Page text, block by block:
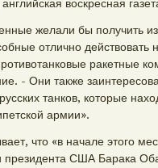
воскресная
желали бы получить
отлично действовать
ракетные
- Они также
танков, которые
армии».
что «в начале этого
президента США Барака